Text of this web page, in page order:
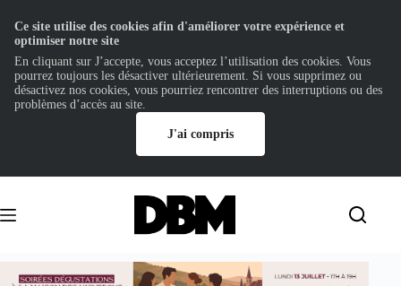
contenu
Ce site utilise des cookies afin d'améliorer votre expérience et
optimiser notre site
En cliquant sur J’accepte, vous acceptez l’utilisation des cookies. Vous
pourrez toujours les désactiver ultérieurement. Si vous supprimez ou
désactivez nos cookies, vous pourriez rencontrer des interruptions ou des
problèmes d’accès au site.
J'ai compris